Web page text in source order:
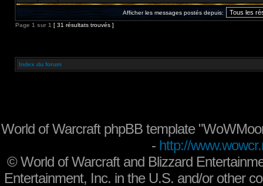
Afficher les messages postés depuis:
Page 1 sur 1 [ 31 résultats trouvés ]
Index du forum
World of Warcraft phpBB template
- http://
©World of Warcraft and Blizzard
Entertainment, Inc. in the U.S. and/or other